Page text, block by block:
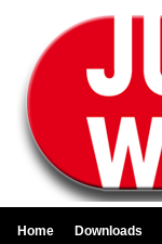
Home Downloads